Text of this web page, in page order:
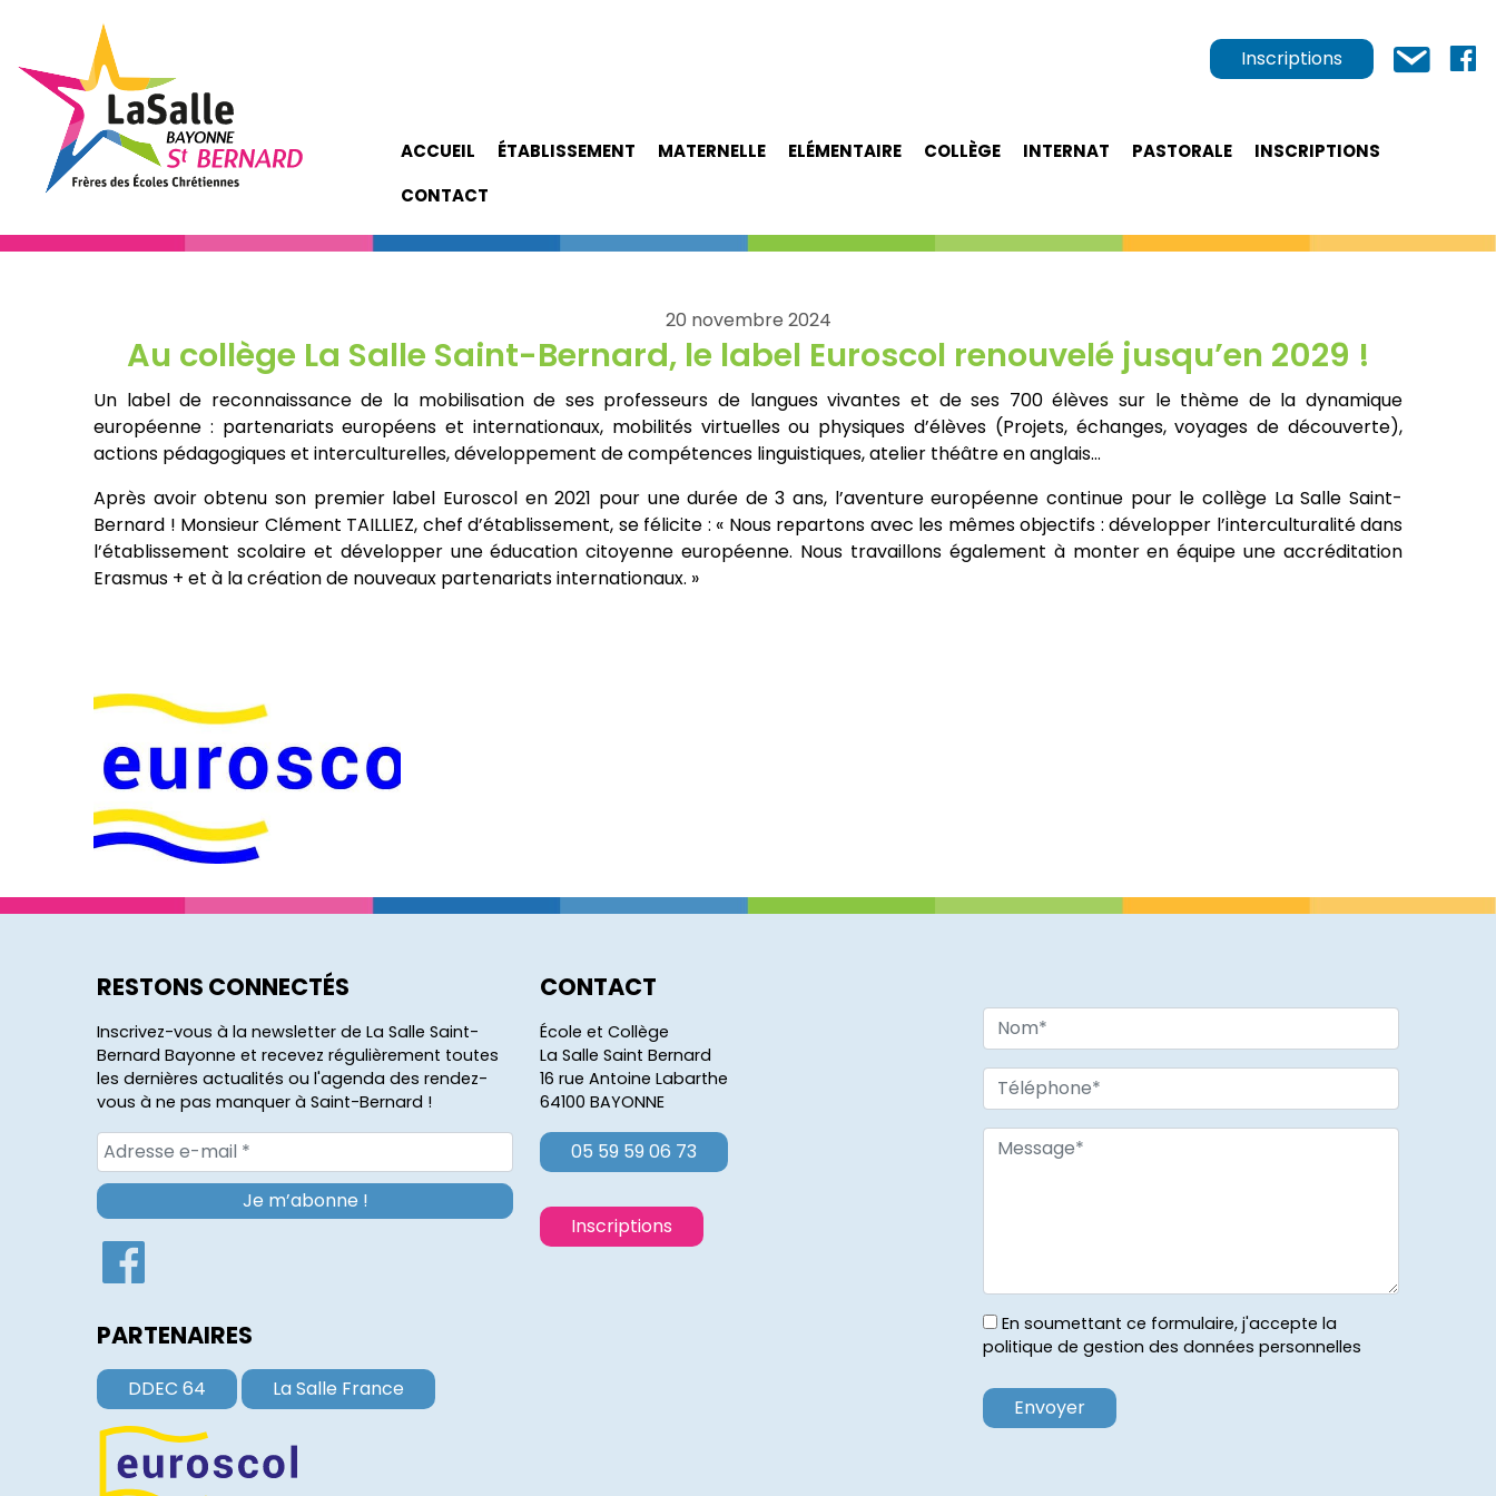
Inscriptions
ACCUEIL ÉTABLISSEMENT MATERNELLE ELÉMENTAIRE COLLÈGE INTERNAT PASTORALE
INSCRIPTIONS
CONTACT
20 novembre 2024
Au collège La Salle Saint-Bernard, le label Euroscol renouvelé jusqu’en 2029 !
Un label de reconnaissance de la mobilisation de ses professeurs de langues vivantes et de ses 700 élèves sur le thème de la dynamique
européenne : partenariats européens et internationaux, mobilités virtuelles ou physiques d’élèves (Projets, échanges, voyages de découverte),
actions pédagogiques et interculturelles, développement de compétences linguistiques, atelier théâtre en anglais…
Après avoir obtenu son premier label Euroscol en 2021 pour une durée de 3 ans, l’aventure européenne continue pour le collège La Salle Saint-
Bernard ! Monsieur Clément TAILLIEZ, chef d’établissement, se félicite : « Nous repartons avec les mêmes objectifs : développer l’interculturalité dans
l’établissement scolaire et développer une éducation citoyenne européenne. Nous travaillons également à monter en équipe une accréditation
Erasmus + et à la création de nouveaux partenariats internationaux. »
RESTONS CONNECTÉS
Inscrivez-vous à la newsletter de La Salle Saint-
Bernard Bayonne et recevez régulièrement toutes
les dernières actualités ou l'agenda des rendez-
vous à ne pas manquer à Saint-Bernard !
PARTENAIRES
DDEC 64 La Salle France
CONTACT
École et Collège
La Salle Saint Bernard
16 rue Antoine Labarthe
64100 BAYONNE
05 59 59 06 73
Inscriptions
En soumettant ce formulaire, j'accepte la
politique de gestion des données personnelles